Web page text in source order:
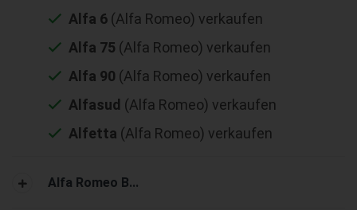
Alfa 6 (Alfa Romeo) verkaufen
Alfa 75 (Alfa Romeo) verkaufen
Alfa 90 (Alfa Romeo) verkaufen
Alfasud (Alfa Romeo) verkaufen
Alfetta (Alfa Romeo) verkaufen
Alfa Romeo B...